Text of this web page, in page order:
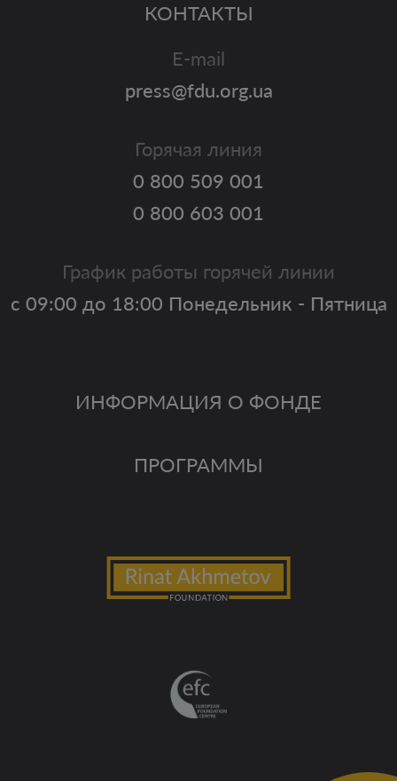
ИНФОРМАЦИЯ О ФОНДЕ
ПРОГРАММЫ
КОНТАКТЫ
E-mail
press@fdu.org.ua
Горячая линия
0 800 509 001
0 800 603 001
График работы горячей линии
с 09:00 до 18:00 Понедельник - Пятница